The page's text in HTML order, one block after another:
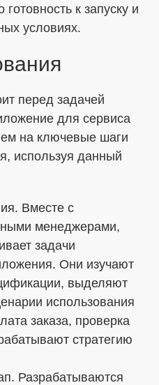
готовность к запуску и
условиях.
перед задачей
для сервиса
на ключевые шаги
используя данный
Вместе с
менеджерами,
задачи
Они изучают
выделяют
использования
заказа, проверка
стратегию
Разрабатываются